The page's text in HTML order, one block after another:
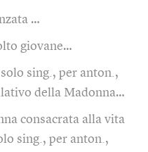
…
giovane…
solo sing., per anton.,
della Madonna…
consacrata alla vita
sing., per anton.,